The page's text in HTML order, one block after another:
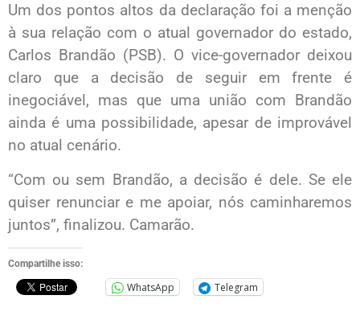
Um dos pontos altos da declaração foi a menção
à sua relação com o atual governador do estado,
Carlos Brandão (PSB). O vice-governador deixou
claro que a decisão de seguir em frente é
inegociável, mas que uma união com Brandão
ainda é uma possibilidade, apesar de improvável
no atual cenário.
“Com ou sem Brandão, a decisão é dele. Se ele
quiser renunciar e me apoiar, nós caminharemos
juntos”, finalizou. Camarão.
Compartilhe isso:
WhatsApp Telegram